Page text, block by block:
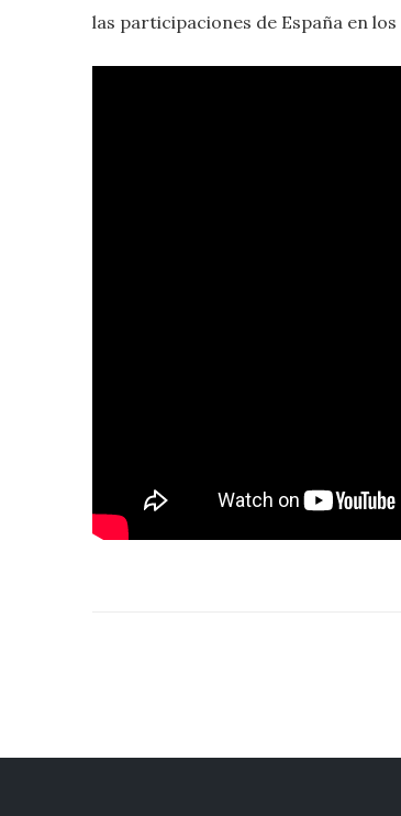
las participaciones de España en